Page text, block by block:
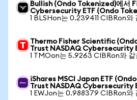
Bullish (Ondo Tokenized)에서
Cybersecurity ETF (Ondo
1 BLSHon는 0.239411 CIBRon와
Thermo Fisher Scientific
Trust NASDAQ Cybersecurity
1 TMOon는 5.9263 CIBRon와 같
iShares MSCI Japan ETF
Trust NASDAQ Cybersecurity
1 EWJon는 0.988379 CIBRon와